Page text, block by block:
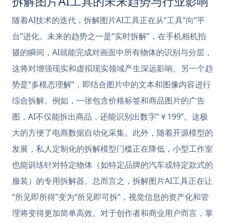
随着AI技术的迭代，拆解图片AI工具正在从“工具”向“平
台”进化。未来的趋势之一是“实时拆解”，在手机相机拍
摄的瞬间，AI就能完成对画面中所有物体的识别与分层，
这将对增强现实和虚拟现实领域产生深远影响。另一个趋
势是“多模态理解”，即结合图片中的文本和图像内容进行
综合拆解。例如，一张包含价格标签和商品图片的广告
图，AI不仅能拆出商品，还能识别出数字“￥199”。这极
大的方便了电商数据自动化采集。此外，随着开源模型的
发展，私人定制化的拆解模型门槛正在降低，小型工作室
也能训练针对特定物体（如特定品牌的汽车或特定款式的
服装）的专用拆解器。总而言之，拆解图片AI工具正在让
“所见即所得”变为“所见即可拆”，视觉信息的资产化和管
理将变得更加简单高效。对于创作者和商业用户而言，掌